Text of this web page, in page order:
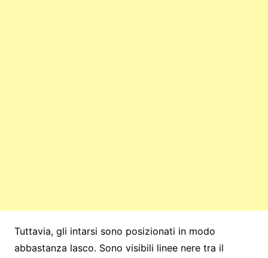
Tuttavia, gli intarsi sono posizionati in modo
abbastanza lasco. Sono visibili linee nere tra il